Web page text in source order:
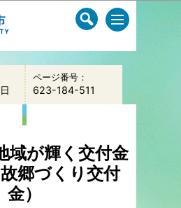
ジの本文へ移動
ページ番号：
623-184-511
域が輝く交付金
故郷づくり交付
金）